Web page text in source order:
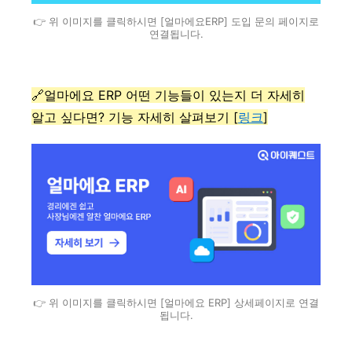
👉 위 이미지를 클릭하시면 [얼마에요ERP] 도입 문의 페이지로
연결됩니다.
🔗얼마에요 ERP 어떤 기능들이 있는지 더 자세히
알고 싶다면? 기능 자세히 살펴보기 [링크]
👉 위 이미지를 클릭하시면 [얼마에요 ERP] 상세페이지로 연결
됩니다.